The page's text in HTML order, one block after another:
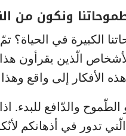
ونكون من
الكبيرة في الحياة؟
الّذين يقرأون هذا
الأفكار إلى واقع
والدّافع للبدء.
تدور في أذهانكم